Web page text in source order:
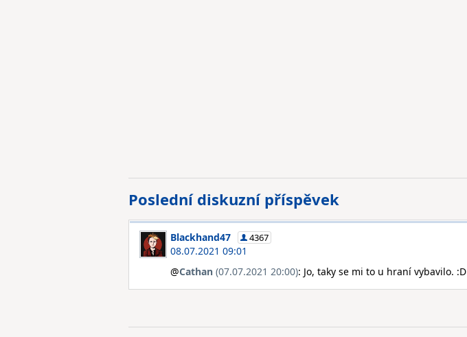
Poslední diskuzní příspěvek
Blackhand47 4367
08.07.2021 09:01
@Cathan (07.07.2021 20:00): Jo, taky se mi to u hraní vybavilo. :D